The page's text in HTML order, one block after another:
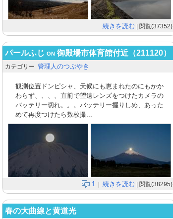
続きを読む | 閲覧(37352)
パールふじ on 御殿場市体育館付近（211120）
カテゴリー 管理人のつぶやき
観測位置ドンピシャ、天候にも恵まれたのにもかか
わらず、、、、直前で望遠レンズをつけたカメラの
バッテリー切れ。。。バッテリー握りしめ、あった
めて再度つけたら数枚撮...
1 | 続きを読む | 閲覧(38295)
春の大曲線と黄道光